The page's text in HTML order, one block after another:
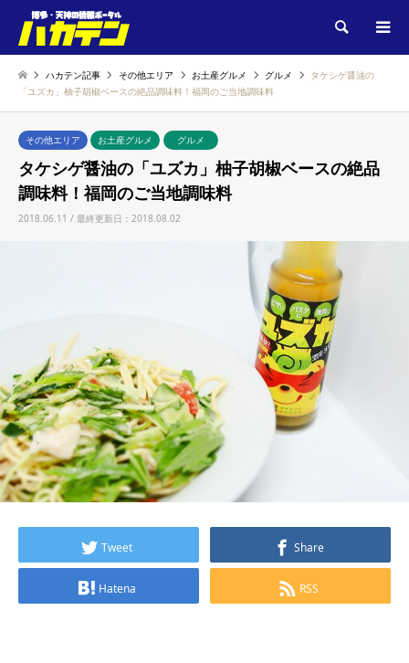
検索
ハカテン記事 その他エリア お土産グルメ グルメ
タケシゲ醤油の
「ユズカ」柚子胡椒ベースの絶品調味料！福岡のご当地調味料
その他エリア お土産グルメ グルメ
タケシゲ醤油の「ユズカ」柚子胡椒ベースの絶品
調味料！福岡のご当地調味料
2018.06.11 / 最終更新日：2018.08.02
Tweet Share
Hatena RSS